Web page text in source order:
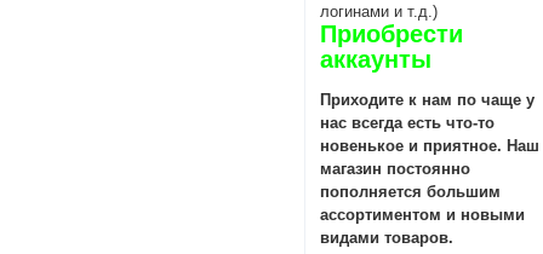
логинами и т.д.)
Приобрести
аккаунты
Приходите к нам по чаще у
нас всегда есть что-то
новенькое и приятное. Наш
магазин постоянно
пополняется большим
ассортиментом и новыми
видами товаров.